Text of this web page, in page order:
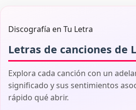
Discografía en Tu Letra
Letras de canciones de
Explora cada canción con un
significado y sus sentimientos
rápido qué abrir.